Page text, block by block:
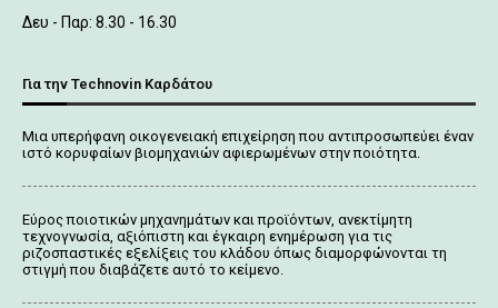
Δευ - Παρ: 8.30 - 16.30
Για την Technovin Καρδάτου
Μια υπερήφανη οικογενειακή επιχείρηση που αντιπροσωπεύει έναν
ιστό κορυφαίων βιομηχανιών αφιερωμένων στην ποιότητα.
Εύρος ποιοτικών μηχανημάτων και προϊόντων, ανεκτίμητη
τεχνογνωσία, αξιόπιστη και έγκαιρη ενημέρωση για τις
ριζοσπαστικές εξελίξεις του κλάδου όπως διαμορφώνονται τη
στιγμή που διαβάζετε αυτό το κείμενο.